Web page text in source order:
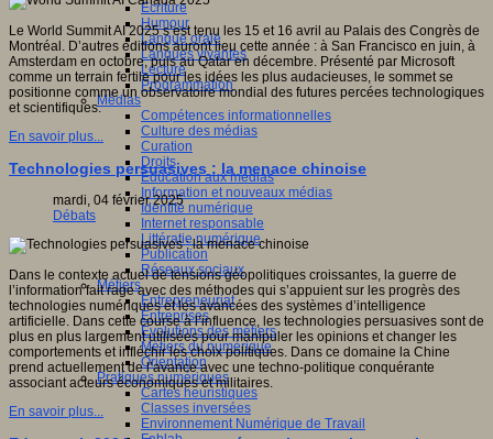
Ecriture
Humour
Langue orale
Langues vivantes
Lecture
Programmation
Médias
Compétences informationnelles
Culture des médias
Curation
Droits
Education aux médias
Information et nouveaux médias
Identité numérique
Internet responsable
Littératie numérique
Publication
Réseaux sociaux
Métiers
Entrepreneuriat
Entreprises
Evolutions des métiers
Métiers du numérique
Orientation
Pratiques numériques
Cartes heuristiques
Classes inversées
Environnement Numérique de Travail
Le World Summit AI 2025 s’est tenu les 15 et 16 avril au Palais des Congrès de
Montréal. D’autres éditions auront lieu cette année : à San Francisco en juin, à
Amsterdam en octobre, puis au Qatar en décembre. Présenté par Microsoft
comme un terrain fertile pour les idées les plus audacieuses, le sommet se
positionne comme un observatoire mondial des futures percées technologiques
et scientifiques.
En savoir plus...
Technologies persuasives : la menace chinoise
mardi, 04 février 2025
Débats
Dans le contexte actuel de tensions géopolitiques croissantes, la guerre de
l’information fait rage avec des méthodes qui s’appuient sur les progrès des
technologies numériques et les avancées des systèmes d’intelligence
artificielle. Dans cette course à l’influence, les technologies persuasives sont de
plus en plus largement utilisées pour manipuler les opinions et changer les
comportements et infléchir les choix politiques. Dans ce domaine la Chine
prend actuellement de l’avance avec une techno-politique conquérante
associant acteurs économiques et militaires.
En savoir plus...